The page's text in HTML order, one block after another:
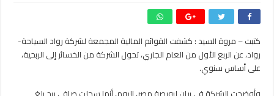
إلى
الربح
مليون
كتبت – مروة السيد : كشفت القوائم المالية المجمعة لشركة رواد السياحة-
رواد، عن الربع الأول من العام الجاري، تحول الشركة من الخسائر إلى الربحية،
على أساس سنوي.